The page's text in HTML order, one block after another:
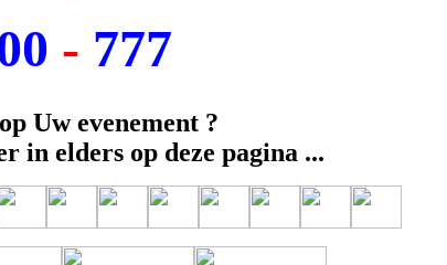
- 777
Uw evenement ?
in elders op deze pagina ...